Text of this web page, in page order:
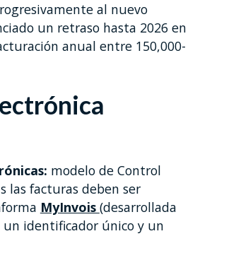
al nuevo
un retraso hasta 2026 en
anual entre 150,000-
modelo de Control
las facturas deben ser
MyInvois (desarrollada
un identificador único y un